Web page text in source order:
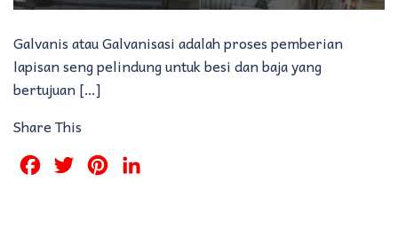
Galvanis atau Galvanisasi adalah proses pemberian
lapisan seng pelindung untuk besi dan baja yang
bertujuan […]
Share This
FacebookTwitterPinterest